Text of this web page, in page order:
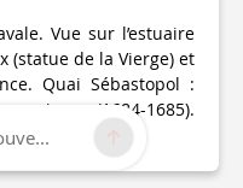
Vue sur l’estuaire
(statue de la Vierge) et
Quai Sébastopol :
maisons (1684-1685).
d’armateur.